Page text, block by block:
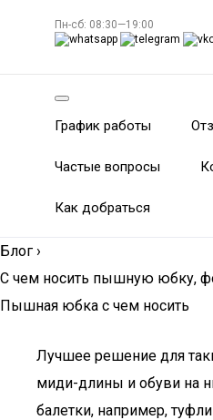
Пн-сб: 08:30—19:00
График работы
Частые вопросы
Как добраться
Блог ›
С чем носить пышную юбку,
Пышная юбка с чем носить
Лучшее решение для
миди-длины и обуви на
балетки, например,